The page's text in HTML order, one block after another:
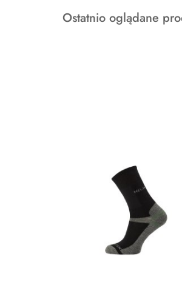
o
statusie:
Produkty
Ostatnio oglądane